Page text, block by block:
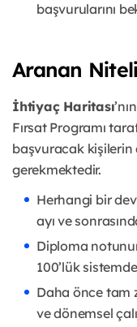
başvurularını
Aranan
İhtiyaç Haritası
Fırsat Programı
başvuracak kişilerin
gerekmektedir.
Herhangi bir
ayı ve
Diploma
100’lük
Daha önce tam
ve dönemsel